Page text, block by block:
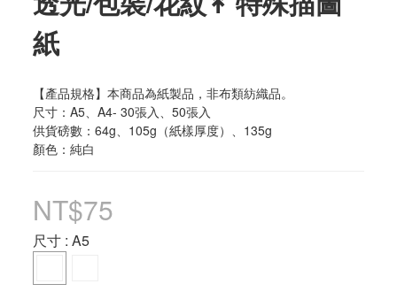
紙
【產品規格】本商品為紙製品，非布類紡織品。
尺寸：A5、A4- 30張入、50張入
供貨磅數：64g、105g（紙樣厚度）、135g
顏色：純白
NT$75
尺寸 : A5